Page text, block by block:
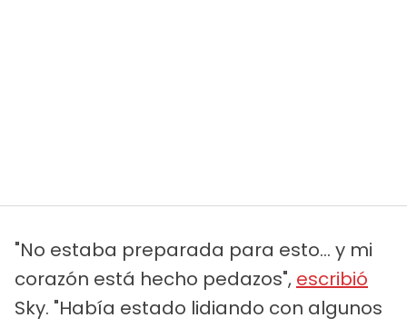
"No estaba preparada para esto... y mi
corazón está hecho pedazos", escribió
Sky. "Había estado lidiando con algunos